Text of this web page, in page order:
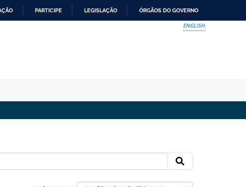
PARTICIPE LEGISLAÇÃO ÓRGÃOS DO GOVERNO
ENGLISH